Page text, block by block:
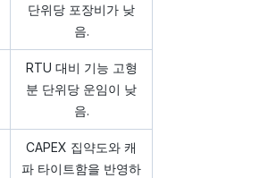
단위당 포장비가 낮
음.
RTU 대비 기능 고형
분 단위당 운임이 낮
음.
CAPEX 집약도와 캐
파 타이트함을 반영하